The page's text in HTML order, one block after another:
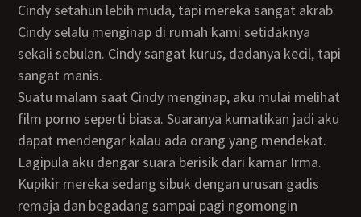
Cindy setahun lebih muda, tapi mereka sangat akrab.
Cindy selalu menginap di rumah kami setidaknya
sekali sebulan. Cindy sangat kurus, dadanya kecil, tapi
sangat manis.
Suatu malam saat Cindy menginap, aku mulai melihat
film porno seperti biasa. Suaranya kumatikan jadi aku
dapat mendengar kalau ada orang yang mendekat.
Lagipula aku dengar suara berisik dari kamar Irma.
Kupikir mereka sedang sibuk dengan urusan gadis
remaja dan begadang sampai pagi ngomongin